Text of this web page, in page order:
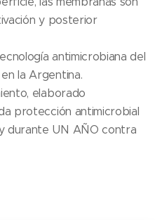
y posterior
antimicrobiana del
la Argentina.
elaborado
protección antimicrobial
durante UN AÑO contra